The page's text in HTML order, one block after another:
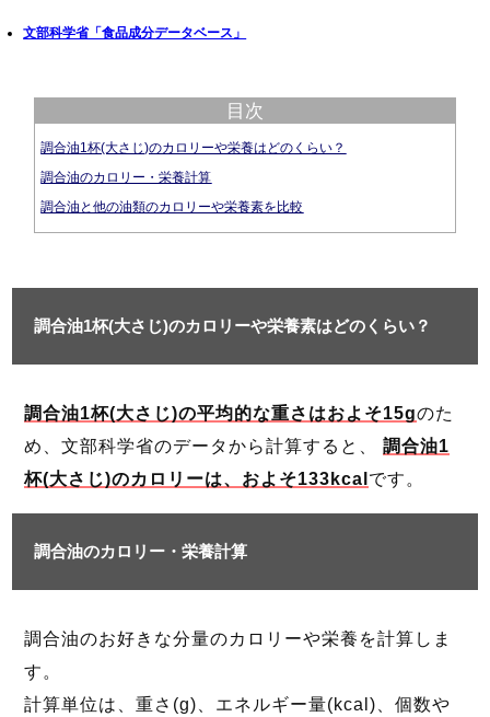
文部科学省「食品成分データベース」
目次
調合油1杯(大さじ)のカロリーや栄養はどのくらい？
調合油のカロリー・栄養計算
調合油と他の油類のカロリーや栄養素を比較
調合油1杯(大さじ)のカロリーや栄養素はどのくらい？
調合油1杯(大さじ)の平均的な重さはおよそ15gのた
め、文部科学省のデータから計算すると、 調合油1
杯(大さじ)のカロリーは、およそ133kcal です。
調合油のカロリー・栄養計算
調合油のお好きな分量のカロリーや栄養を計算しま
す。
計算単位は、重さ(g)、エネルギー量(kcal)、個数や